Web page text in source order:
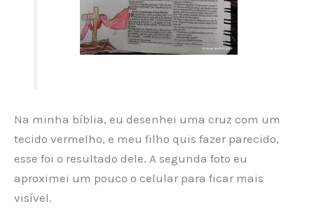
Na minha bíblia, eu desenhei uma cruz com um
tecido vermelho, e meu filho quis fazer parecido,
esse foi o resultado dele. A segunda foto eu
aproximei um pouco o celular para ficar mais
visível.